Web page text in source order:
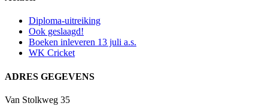
Diploma-uitreiking
Ook geslaagd!
Boeken inleveren 13 juli a.s.
WK Cricket
ADRES GEGEVENS
Van Stolkweg 35